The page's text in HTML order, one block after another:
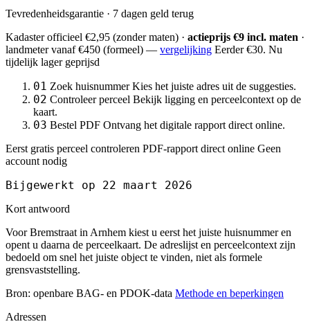
Tevredenheidsgarantie · 7 dagen geld terug
Kadaster officieel €2,95 (zonder maten) · actieprijs €9 incl. maten ·
landmetervanaf €450 (formeel) — vergelijking Eerder €30. Nu
tijdelijk lager geprijsd
01 Zoek huisnummer Kies het juiste adres uit de suggesties.
02 Controleer perceel Bekijk ligging en perceelcontext op de
kaart.
03 Bestel PDF Ontvang het digitale rapport direct online.
Eerst gratis perceel controleren PDF-rapport direct online Geen
account nodig
Bijgewerkt op 22 maart 2026
Kort antwoord
Voor Bremstraat in Arnhem kiest u eerst het juiste huisnummer en
opent u daarna de perceelkaart. De adreslijst en perceelcontext zijn
bedoeld om snel het juiste object te vinden, niet als formele
grensvaststelling.
Bron: openbare BAG- en PDOK-data Methode en beperkingen
Adressen